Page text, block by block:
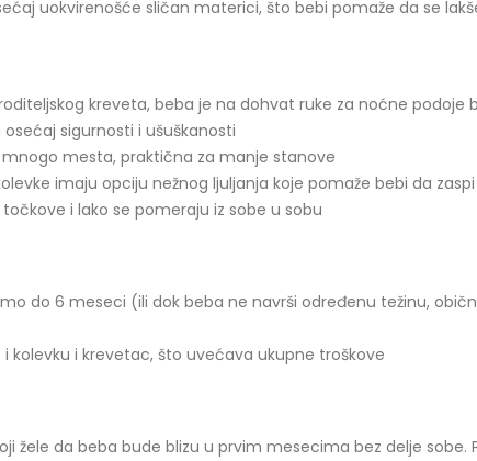
uokvirenošće sličan materici, što bebi pomaže da se
kreveta, beba je na dohvat ruke za noćne podoje
sigurnosti i ušuškanosti
mesta, praktična za manje stanove
imaju opciju nežnog ljuljanja koje pomaže bebi da zaspi
i lako se pomeraju iz sobe u sobu
do 6 meseci (ili dok beba ne navrši određenu težinu,
kolevku i krevetac, što uvećava ukupne troškove
žele da beba bude blizu u prvim mesecima bez delje sobe.